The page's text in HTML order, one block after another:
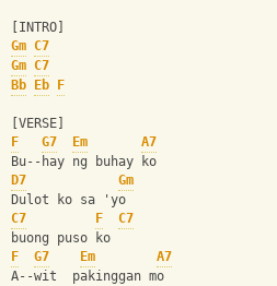
[INTRO]
Gm C7
Gm C7
Bb
Eb F
[VERSE]
F
G7 Em
A7
Bu--hay ng buhay ko
D7
Gm
Dulot ko sa 'yo
C7
F
C7
buong puso ko
F
G7 Em
A7
A--wit  pakinggan mo